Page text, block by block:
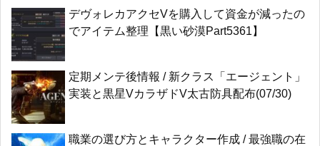
デヴォレカアクセVを購入して資金が減ったの
でアイテム整理【黒い砂漠Part5361】
定期メンテ後情報 / 新クラス「エージェント」
実装と黒星VカラザドV太古防具配布(07/30)
職業の選び方とキャラクター作成 / 最強職の在